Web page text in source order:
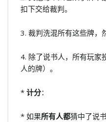
扣下交给裁判。
3. 裁判洗混所有这些牌，
4. 除了说书人，所有玩家
人的牌）。
* 计分：
* 如果所有人都猜中了说